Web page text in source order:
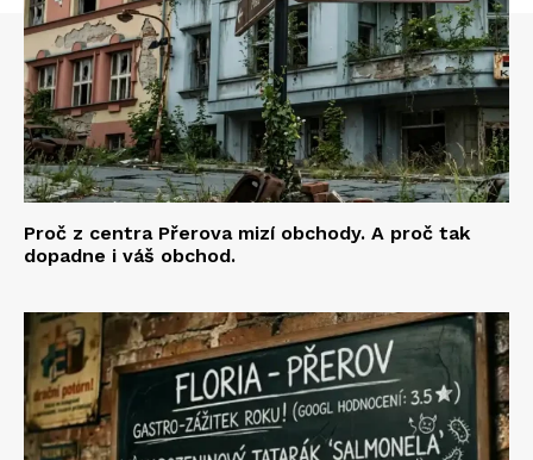
Proč z centra Přerova mizí obchody. A proč tak
dopadne i váš obchod.